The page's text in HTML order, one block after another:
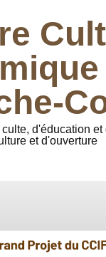
d'éducation et
et d'ouverture